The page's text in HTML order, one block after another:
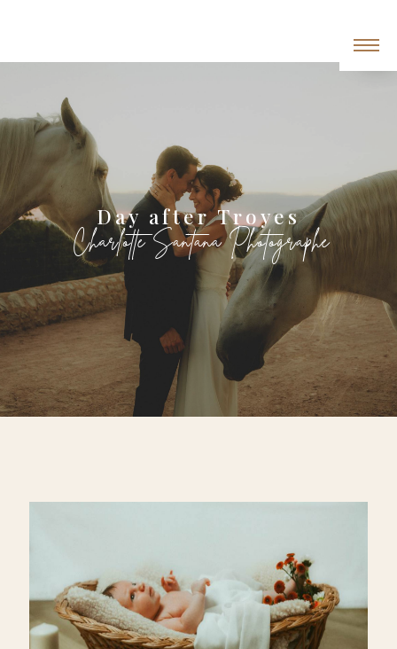
day after Troyes
Charlotte Santana Photographe